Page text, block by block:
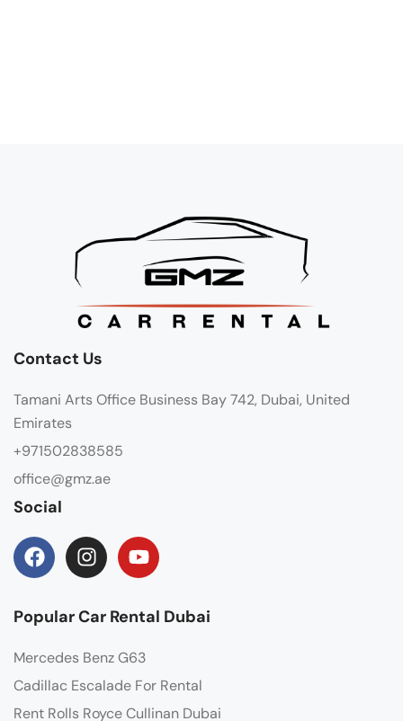
Contact Us
Tamani Arts Office Business Bay 742, Dubai, United
Emirates
+971502838585
office@gmz.ae
Social
Popular Car Rental Dubai
Mercedes Benz G63
Cadillac Escalade For Rental
Rent Rolls Royce Cullinan Dubai